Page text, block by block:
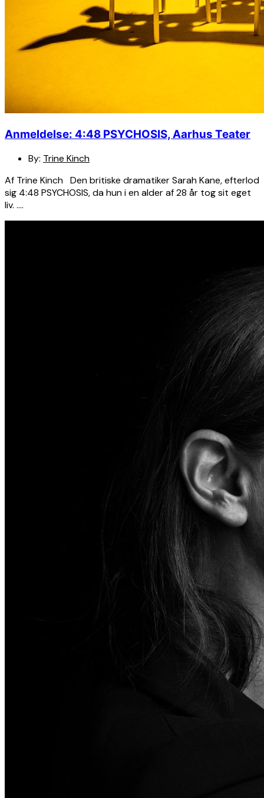
Anmeldelse: 4:48 PSYCHOSIS, Aarhus Teater
By: Trine Kinch
Af Trine Kinch Den britiske dramatiker Sarah Kane, efterlod
sig 4:48 PSYCHOSIS, da hun i en alder af 28 år tog sit eget
liv. ….